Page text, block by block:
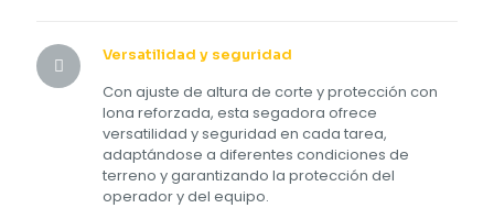
Versatilidad y seguridad
Con ajuste de altura de corte y protección con
lona reforzada, esta segadora ofrece
versatilidad y seguridad en cada tarea,
adaptándose a diferentes condiciones de
terreno y garantizando la protección del
operador y del equipo.